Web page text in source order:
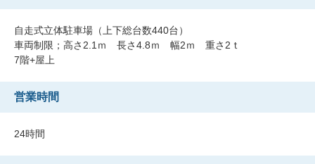
自走式立体駐車場（上下総台数440台）
車両制限；高さ2.1ｍ 長さ4.8ｍ 幅2ｍ 重さ2ｔ
7階+屋上
営業時間
24時間